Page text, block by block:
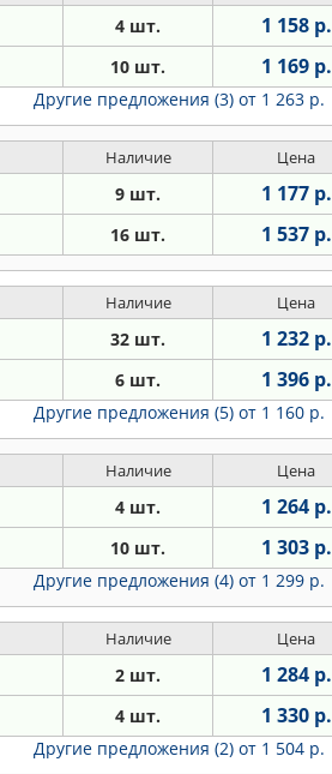
4 шт. 1 158 р.
10 шт. 1 169 р.
Другие предложения (3) от 1 263 р.
Наличие Цена
9 шт. 1 177 р.
16 шт. 1 537 р.
Наличие Цена
32 шт. 1 232 р.
6 шт. 1 396 р.
Другие предложения (5) от 1 160 р.
Наличие Цена
4 шт. 1 264 р.
10 шт. 1 303 р.
Другие предложения (4) от 1 299 р.
Наличие Цена
2 шт. 1 284 р.
4 шт. 1 330 р.
Другие предложения (2) от 1 504 р.